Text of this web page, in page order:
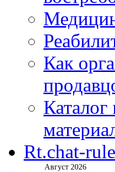
Как
Rt.chat-
Август 2026